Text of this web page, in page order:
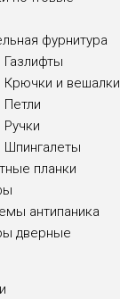
фурнитура
Газлифты
Крючки и вешалки
Петли
Ручки
Шпингалеты
планки
антипаника
дверные